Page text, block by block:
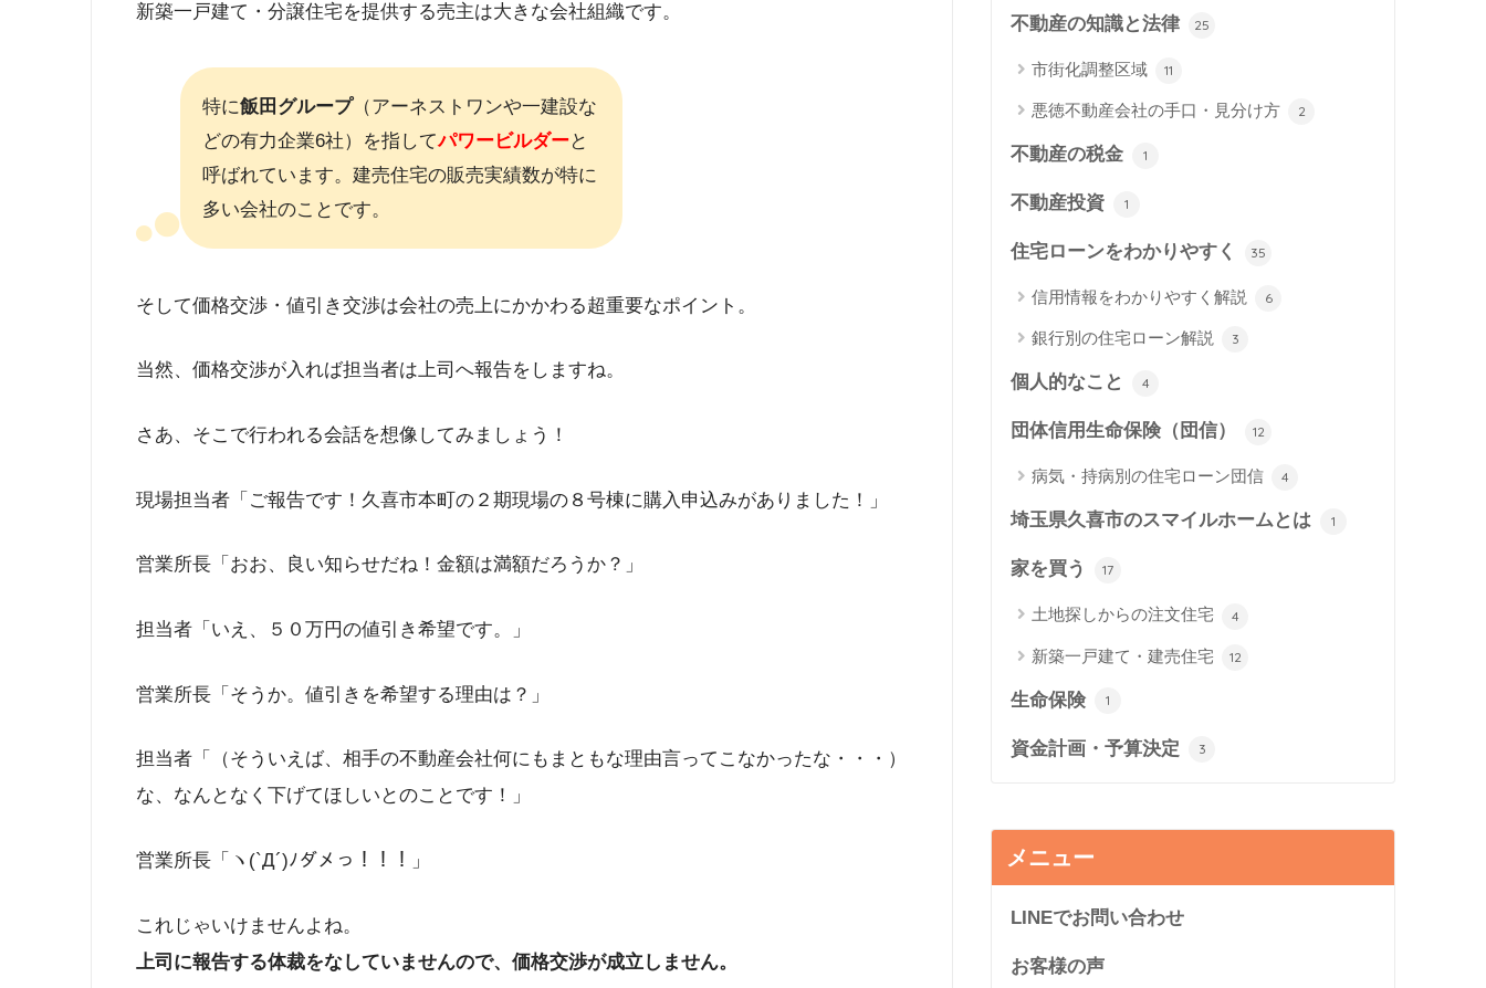
新築一戸建て・分譲住宅を提供する売主は大きな会社組織です。
特に飯田グループ（アーネストワンや一建設な
どの有力企業6社）を指してパワービルダーと
呼ばれています。建売住宅の販売実績数が特に
多い会社のことです。
そして価格交渉・値引き交渉は会社の売上にかかわる超重要なポイント。
当然、価格交渉が入れば担当者は上司へ報告をしますね。
さあ、そこで行われる会話を想像してみましょう！
現場担当者「ご報告です！久喜市本町の２期現場の８号棟に購入申込みがありました！」
営業所長「おお、良い知らせだね！金額は満額だろうか？」
担当者「いえ、５０万円の値引き希望です。」
営業所長「そうか。値引きを希望する理由は？」
担当者「（そういえば、相手の不動産会社何にもまともな理由言ってこなかったな・・・）
な、なんとなく下げてほしいとのことです！」
営業所長「ヽ(`Д´)ﾉダメっ！！！」
これじゃいけませんよね。
上司に報告する体裁をなしていませんので、価格交渉が成立しません。
不動産の知識と法律 25
市街化調整区域 11
悪徳不動産会社の手口・見分け方 2
不動産の税金 1
不動産投資 1
住宅ローンをわかりやすく 35
信用情報をわかりやすく解説 6
銀行別の住宅ローン解説 3
個人的なこと 4
団体信用生命保険（団信） 12
病気・持病別の住宅ローン団信 4
埼玉県久喜市のスマイルホームとは 1
家を買う 17
土地探しからの注文住宅 4
新築一戸建て・建売住宅 12
生命保険 1
資金計画・予算決定 3
メニュー
LINEでお問い合わせ
お客様の声